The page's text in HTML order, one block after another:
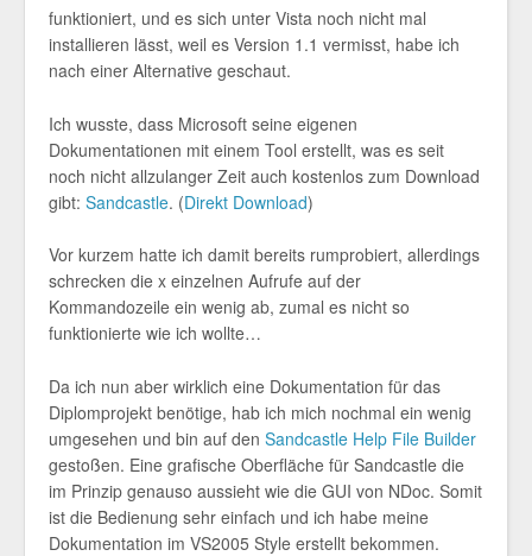
funktioniert, und es sich unter Vista noch nicht mal
installieren lässt, weil es Version 1.1 vermisst, habe ich
nach einer Alternative geschaut.
Ich wusste, dass Microsoft seine eigenen
Dokumentationen mit einem Tool erstellt, was es seit
noch nicht allzulanger Zeit auch kostenlos zum Download
gibt: Sandcastle. (Direkt Download)
Vor kurzem hatte ich damit bereits rumprobiert, allerdings
schrecken die x einzelnen Aufrufe auf der
Kommandozeile ein wenig ab, zumal es nicht so
funktionierte wie ich wollte…
Da ich nun aber wirklich eine Dokumentation für das
Diplomprojekt benötige, hab ich mich nochmal ein wenig
umgesehen und bin auf den Sandcastle Help File Builder
gestoßen. Eine grafische Oberfläche für Sandcastle die
im Prinzip genauso aussieht wie die GUI von NDoc. Somit
ist die Bedienung sehr einfach und ich habe meine
Dokumentation im VS2005 Style erstellt bekommen.